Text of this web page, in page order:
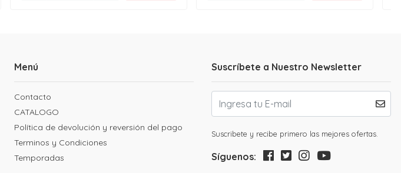
Menú
Contacto
CATALOGO
Política de devolución y reversión del pago
Terminos y Condiciones
Temporadas
Suscríbete a Nuestro Newsletter
Suscribete y recibe primero las mejores ofertas.
Síguenos: